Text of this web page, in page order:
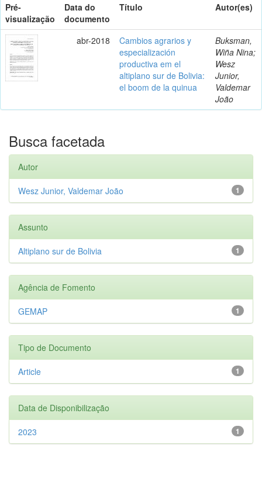
Pré-
visualização
Data do
documento
Título Autor(es)
abr-2018
Cambios agrarios y
especialización
productiva em el
altiplano sur de Bolivia:
el boom de la quinua
Buksman,
Wiña Nina;
Wesz
Junior,
Valdemar
João
Busca facetada
Autor
1
Wesz Junior, Valdemar João
Assunto
1
Altiplano sur de Bolivia
Agência de Fomento
1
GEMAP
Tipo de Documento
1
Article
Data de Disponibilização
1
2023